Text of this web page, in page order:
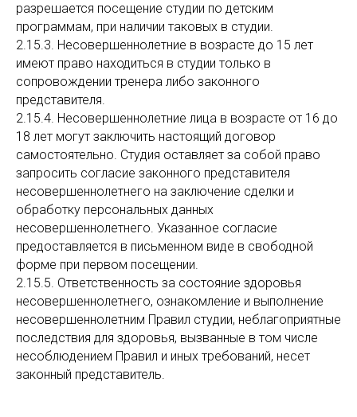
разрешается посещение студии по детским
программам, при наличии таковых в студии.
2.15.3. Несовершеннолетние в возрасте до 15 лет
имеют право находиться в студии только в
сопровождении тренера либо законного
представителя.
2.15.4. Несовершеннолетние лица в возрасте от 16 до
18 лет могут заключить настоящий договор
самостоятельно. Студия оставляет за собой право
запросить согласие законного представителя
несовершеннолетнего на заключение сделки и
обработку персональных данных
несовершеннолетнего. Указанное согласие
предоставляется в письменном виде в свободной
форме при первом посещении.
2.15.5. Ответственность за состояние здоровья
несовершеннолетнего, ознакомление и выполнение
несовершеннолетним Правил студии, неблагоприятные
последствия для здоровья, вызванные в том числе
несоблюдением Правил и иных требований, несет
законный представитель.